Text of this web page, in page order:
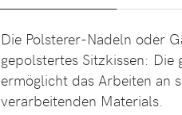
Die Polsterer-Nadeln oder
gepolstertes Sitzkissen: Die
ermöglicht das Arbeiten an
verarbeitenden Materials.